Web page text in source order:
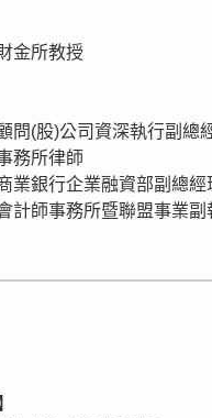
金所教授
問(股)公司資深執行副總
務所律師
業銀行企業融資部副總經
計師事務所暨聯盟事業副